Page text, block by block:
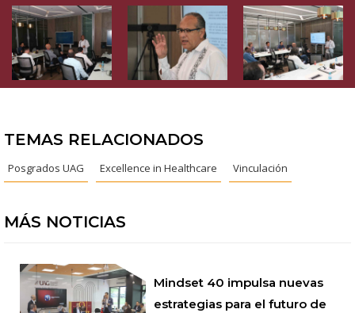
TEMAS RELACIONADOS
Posgrados UAG Excellence in Healthcare Vinculación
MÁS NOTICIAS
Mindset 40 impulsa nuevas
estrategias para el futuro de